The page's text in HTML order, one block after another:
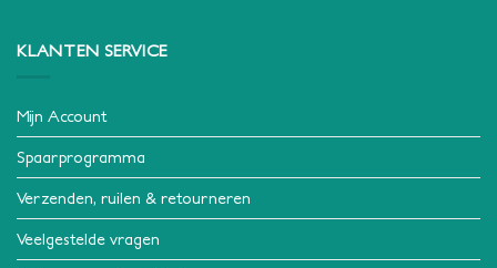
KLANTEN SERVICE
Mijn Account
Spaarprogramma
Verzenden, ruilen & retourneren
Veelgestelde vragen